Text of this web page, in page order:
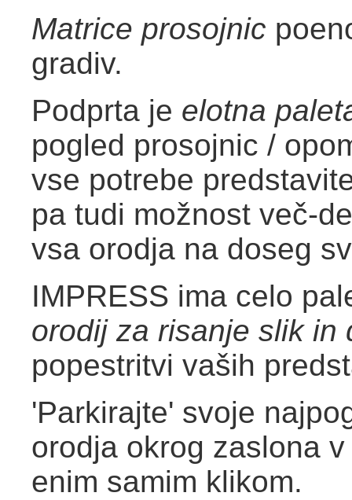
Matrice prosojnic
gradiv.
Podprta je elotna
pogled prosojnic /
vse potrebe
pa tudi možnost več-
vsa orodja na doseg
IMPRESS ima celo
orodij za risanje slik in
popestritvi vaših
'Parkirajte' svoje
orodja okrog zaslona
enim samim klikom.